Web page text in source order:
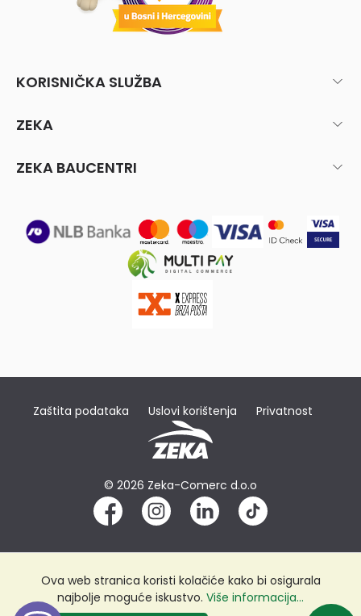
KORISNIČKA SLUŽBA
ZEKA
ZEKA BAUCENTRI
Zaštita podataka Uslovi korištenja Privatnost
© 2026 Zeka-Comerc d.o.o
Ova web stranica koristi kolačiće kako bi osigurala
najbolje moguće iskustvo. Više informacija...